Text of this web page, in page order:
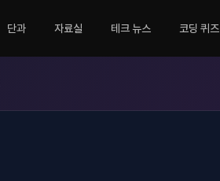
단과 자료실 테크 뉴스 코딩 퀴즈